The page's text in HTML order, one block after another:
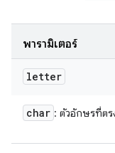
พารามิเตอร์
letter
char : ตัวอักษรที่ต